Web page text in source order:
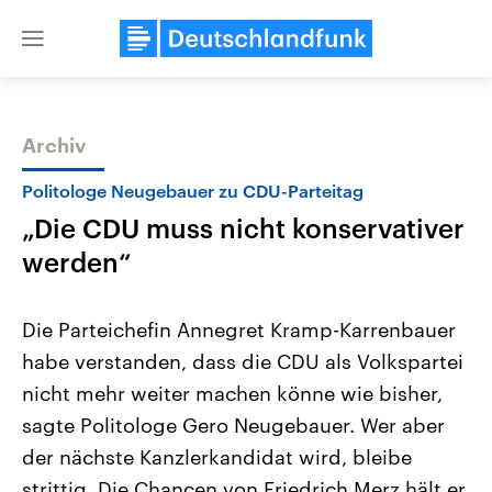
Close
Themen
Landtagswahl Sachsen-Anhalt
2026
Alle Informationen
Sachsen-Anhalt wählt am 6.
September 2026 einen neuen
Landtag. Seit 2021 wird das
Bundesland von einer Koalition aus
USA
Aktuelle Beiträge,
Hintergründe
Wirtschaftlich und
gehören die Vereinigten
den mächtigsten Ländern
mit großem Einfluss auf
Archiv
Politologe Neugebauer zu CDU-Parteitag
„Die CDU muss nicht konservativer
werden“
Die Parteichefin Annegret Kramp-Karrenbauer
habe verstanden, dass die CDU als Volkspartei
nicht mehr weiter machen könne wie bisher,
sagte Politologe Gero Neugebauer. Wer aber
der nächste Kanzlerkandidat wird, bleibe